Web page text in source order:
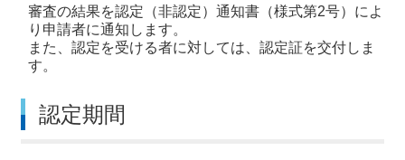
審査の結果を認定（非認定）通知書（様式第2号）によ
り申請者に通知します。
また、認定を受ける者に対しては、認定証を交付しま
す。
認定期間